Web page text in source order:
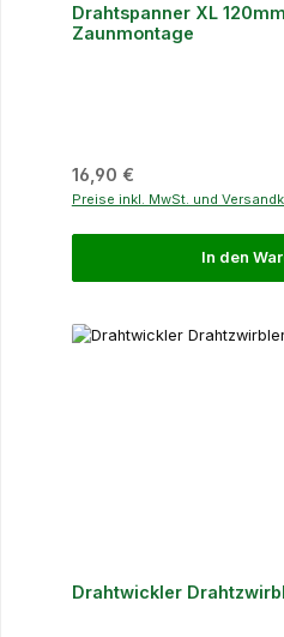
Drahtspanner XL
Zaunmontage
Regulärer Preis:
16,90 €
Preise inkl. MwSt. und
In den
Drahtwickler